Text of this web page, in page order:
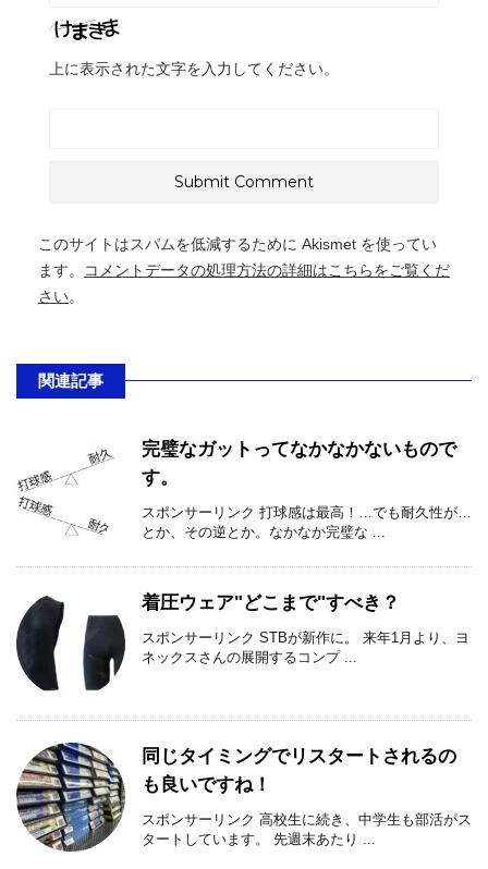
上に表示された文字を入力してください。
このサイトはスパムを低減するために Akismet を使ってい
ます。
コメントデータの処理方法の詳細はこちらをご覧くだ
さい。
関連記事
完璧なガットってなかなかないもので
す。
スポンサーリンク 打球感は最高！…でも耐久性が…
とか、その逆とか。なかなか完璧な ...
着圧ウェア"どこまで"すべき？
スポンサーリンク STBが新作に。 来年1月より、ヨ
ネックスさんの展開するコンプ ...
同じタイミングでリスタートされるの
も良いですね！
スポンサーリンク 高校生に続き、中学生も部活がス
タートしています。 先週末あたり ...